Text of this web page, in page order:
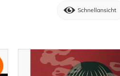
Schnellansicht